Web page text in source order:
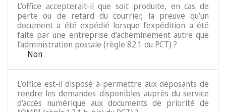
L’office accepterait-il que soit produite, en cas de
perte ou de retard du courrier, la preuve qu’un
document a été expédié lorsque l’expédition a été
faite par une entreprise d’acheminement autre que
l’administration postale (règle 82.1 du PCT) ?
Non
L’office est-il disposé à permettre aux déposants de
rendre les demandes disponibles auprès du service
d’accès numérique aux documents de priorité de